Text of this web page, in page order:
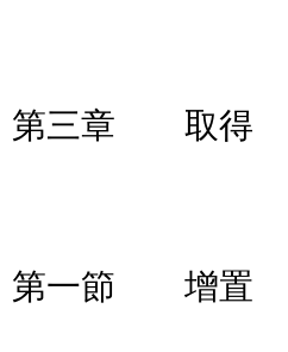
第三章 取得
第一節 增置